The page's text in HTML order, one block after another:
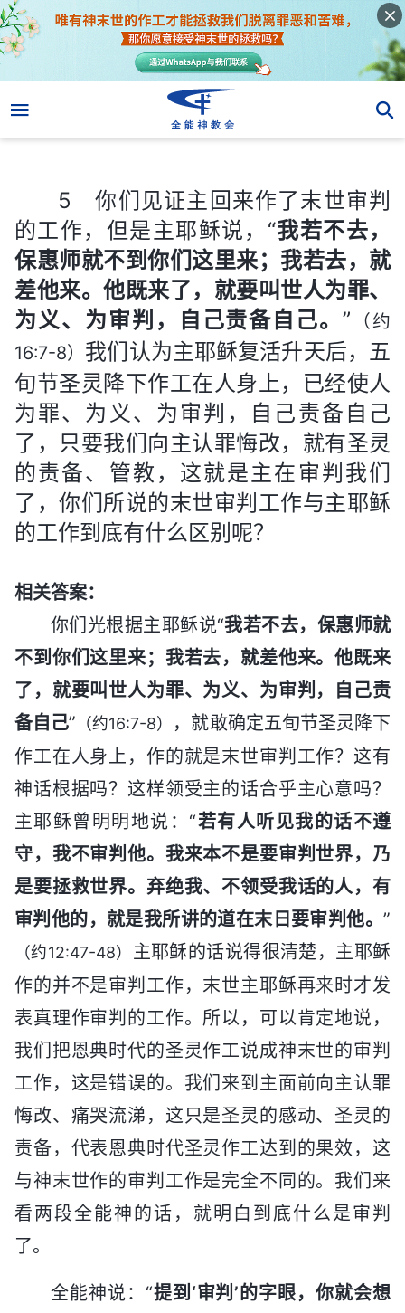
我若不去
5 你们见证主回来作了末世审判
的工作，但是主耶稣说，“我若不去，
保惠师就不到你们这里来；我若去，就
差他来。他既来了，就要叫世人为罪、
为义、为审判，自己责备自己。” （约
16:7-8） 我们认为主耶稣复活升天后，五
旬节圣灵降下作工在人身上，已经使人
为罪、为义、为审判，自己责备自己
了，只要我们向主认罪悔改，就有圣灵
的责备、管教，这就是主在审判我们
了，你们所说的末世审判工作与主耶稣
的工作到底有什么区别呢？
相关答案：
你们光根据主耶稣说“我若不去，保惠师就
不到你们这里来；我若去，就差他来。他既来
了，就要叫世人为罪、为义、为审判，自己责
备自己” （约16:7-8）
，就敢确定五旬节圣灵降下
作工在人身上，作的就是末世审判工作？这有
神话根据吗？这样领受主的话合乎主心意吗？
主耶稣曾明明地说：“若有人听见我的话不遵
守，我不审判他。我来本不是要审判世界，乃
是要拯救世界。弃绝我、不领受我话的人，有
审判他的，就是我所讲的道在末日要审判他。 ”
（约12:47-48）
主耶稣的话说得很清楚，主耶稣
作的并不是审判工作，末世主耶稣再来时才发
表真理作审判的工作。所以，可以肯定地说，
我们把恩典时代的圣灵作工说成神末世的审判
工作，这是错误的。我们来到主面前向主认罪
悔改、痛哭流涕，这只是圣灵的感动、圣灵的
责备，代表恩典时代圣灵作工达到的果效，这
与神末世作的审判工作是完全不同的。我们来
看两段全能神的话，就明白到底什么是审判
了。
全能神说：“提到‘审判’的字眼，你就会想